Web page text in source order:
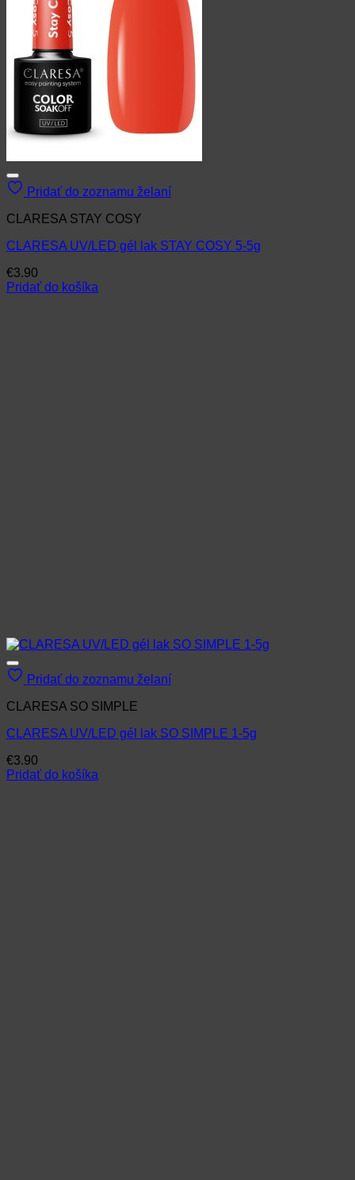
Pridať do zoznamu želaní
CLARESA STAY COSY
CLARESA UV/LED gél lak STAY COSY 5-5g
€3.90
Pridať do košíka
Pridať do zoznamu želaní
CLARESA SO SIMPLE
CLARESA UV/LED gél lak SO SIMPLE 1-5g
€3.90
Pridať do košíka